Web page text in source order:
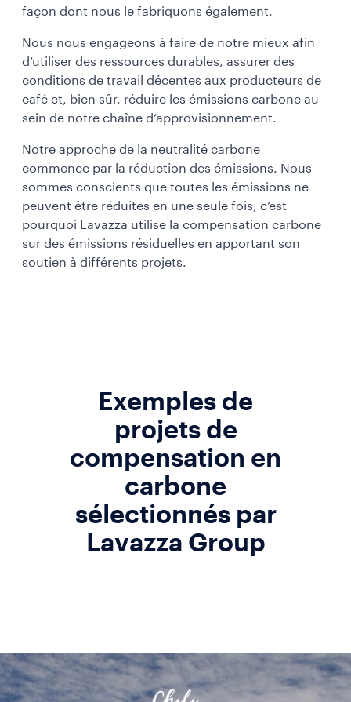
façon dont nous le fabriquons également.
Nous nous engageons à faire de notre mieux afin
d’utiliser des ressources durables, assurer des
conditions de travail décentes aux producteurs de
café et, bien sûr, réduire les émissions carbone au
sein de notre chaîne d’approvisionnement.
Notre approche de la neutralité carbone
commence par la réduction des émissions. Nous
sommes conscients que toutes les émissions ne
peuvent être réduites en une seule fois, c’est
pourquoi Lavazza utilise la compensation carbone
sur des émissions résiduelles en apportant son
soutien à différents projets.
Exemples de
projets de
compensation en
carbone
sélectionnés par
Lavazza Group